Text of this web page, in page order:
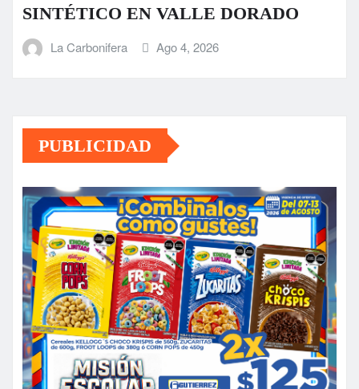
SINTÉTICO EN VALLE DORADO
La Carbonifera Ago 4, 2026
PUBLICIDAD